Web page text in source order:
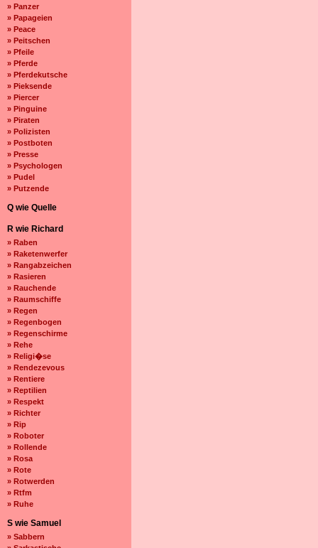
» Panzer
» Papageien
» Peace
» Peitschen
» Pfeile
» Pferde
» Pferdekutsche
» Pieksende
» Piercer
» Pinguine
» Piraten
» Polizisten
» Postboten
» Presse
» Psychologen
» Pudel
» Putzende
Q wie Quelle
R wie Richard
» Raben
» Raketenwerfer
» Rangabzeichen
» Rasieren
» Rauchende
» Raumschiffe
» Regen
» Regenbogen
» Regenschirme
» Rehe
» Religi�se
» Rendezevous
» Rentiere
» Reptilien
» Respekt
» Richter
» Rip
» Roboter
» Rollende
» Rosa
» Rote
» Rotwerden
» Rtfm
» Ruhe
S wie Samuel
» Sabbern